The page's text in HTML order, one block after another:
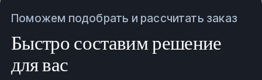
Поможем подобрать и рассчитать заказ
Быстро составим решение
для вас